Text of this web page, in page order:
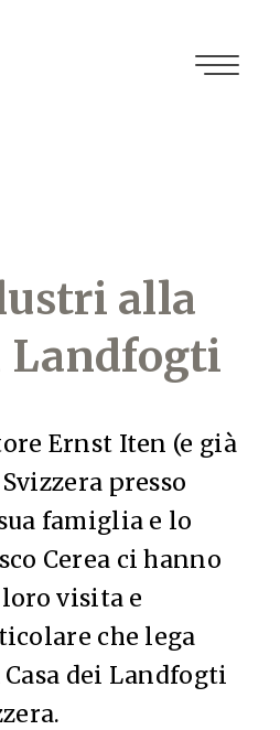
alla
Landfogti
Ernst Iten (e già
presso
famiglia e lo
Cerea ci hanno
visita e
che lega
dei Landfogti